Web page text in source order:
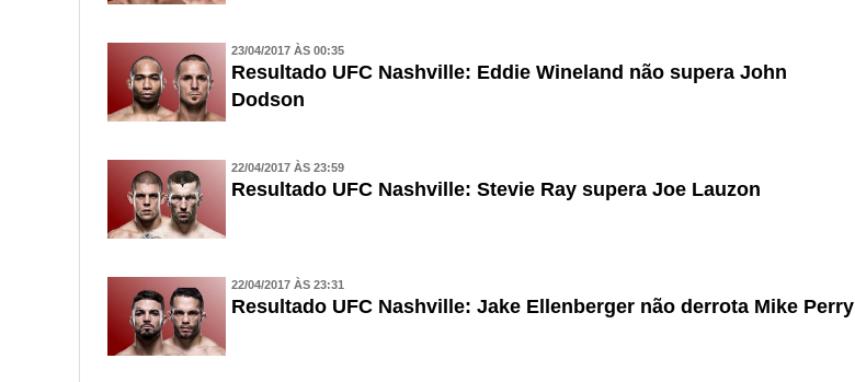
23/04/2017 ÀS 00:35
Resultado UFC Nashville: Eddie Wineland não supera John
Dodson
22/04/2017 ÀS 23:59
Resultado UFC Nashville: Stevie Ray supera Joe Lauzon
22/04/2017 ÀS 23:31
Resultado UFC Nashville: Jake Ellenberger não derrota Mike Perry